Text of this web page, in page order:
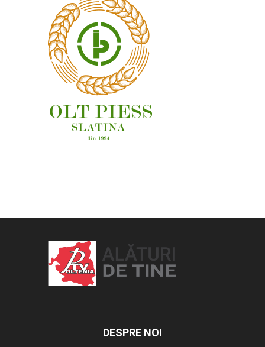
DESPRE NOI